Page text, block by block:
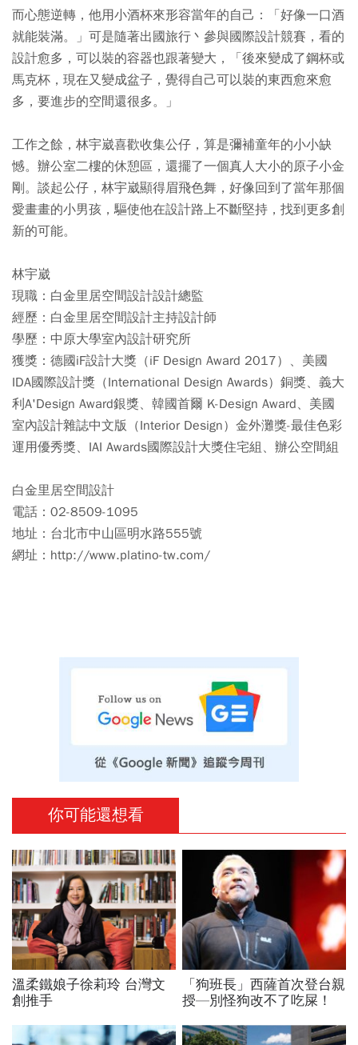
而心態逆轉，他用小酒杯來形容當年的自己：「好像一口酒
就能裝滿。」可是隨著出國旅行丶參與國際設計競賽，看的
設計愈多，可以裝的容器也跟著變大，「後來變成了鋼杯或
馬克杯，現在又變成盆子，覺得自己可以裝的東西愈來愈
多，要進步的空間還很多。」
工作之餘，林宇崴喜歡收集公仔，算是彌補童年的小小缺
憾。辦公室二樓的休憩區，還擺了一個真人大小的原子小金
剛。談起公仔，林宇崴顯得眉飛色舞，好像回到了當年那個
愛畫畫的小男孩，驅使他在設計路上不斷堅持，找到更多創
新的可能。
林宇崴
現職：白金里居空間設計設計總監
經歷：白金里居空間設計主持設計師
學歷：中原大學室內設計研究所
獲獎：德國iF設計大獎（iF Design Award 2017）、美國
IDA國際設計獎（International Design Awards）銅獎、義大
利A'Design Award銀獎、韓國首爾 K-Design Award、美國
室內設計雜誌中文版（Interior Design）金外灘獎-最佳色彩
運用優秀獎、IAI Awards國際設計大獎住宅組、辦公空間組
白金里居空間設計
電話：02-8509-1095
地址：台北市中山區明水路555號
網址：http://www.platino-tw.com/
你可能還想看
溫柔鐵娘子徐莉玲 台灣文
創推手
「狗班長」西薩首次登台親
授—別怪狗改不了吃屎！